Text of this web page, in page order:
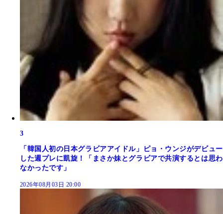
3
「韓国人初の日本グラビアアイドル」ピョ・ウンジがデビュー
した週プレに凱旋！「まさか妹とグラビアで共演するとは思わ
なかったです」
2026年08月03日 20:00